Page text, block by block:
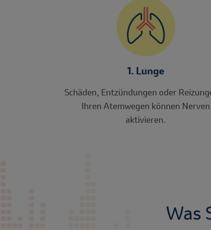
1. Lunge
Schäden, Entzündungen oder
Ihren Atemwegen können Nerven
aktivieren.
Was